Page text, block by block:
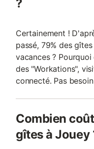
?
Certainement !
passé, 79% des
vacances ?
des "Workations",
connecté. Pas
Combien
gîtes à Jouey